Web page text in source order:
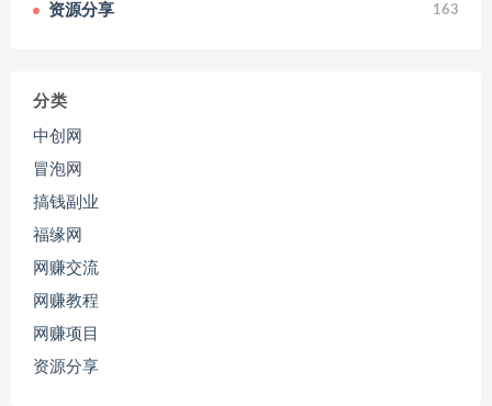
资源分享 163
分类
中创网
冒泡网
搞钱副业
福缘网
网赚交流
网赚教程
网赚项目
资源分享